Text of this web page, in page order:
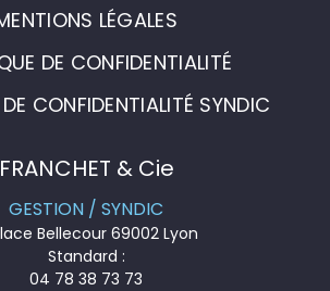
LÉGALES
DE CONFIDENTIALITÉ
CONFIDENTIALITÉ SYNDIC
FRANCHET & Cie
GESTION / SYNDIC
Bellecour 69002 Lyon
Standard :
04 78 38 73 73